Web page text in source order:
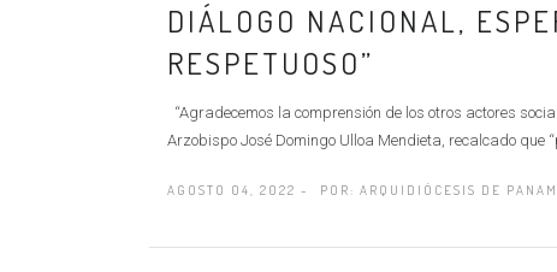
DIÁLOGO NACIONAL,
RESPETUOSO”
“Agradecemos la comprensión de los otros actores
Arzobispo José Domingo Ulloa Mendieta, recalcado que
AGOSTO 04, 2022 - POR: ARQUIDIÓCESIS DE